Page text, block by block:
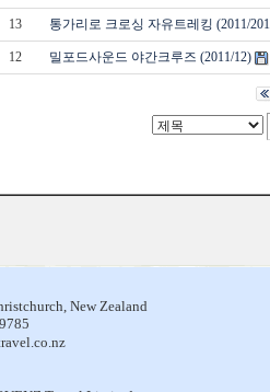
13 통가리로 크로싱 자유트레킹 (2011/
12 밀포드사운드 야간크루즈 (2011/12)
New Zealand